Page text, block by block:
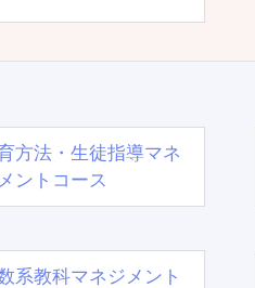
方法・生徒指導マネ
ントコース
系教科マネジメント